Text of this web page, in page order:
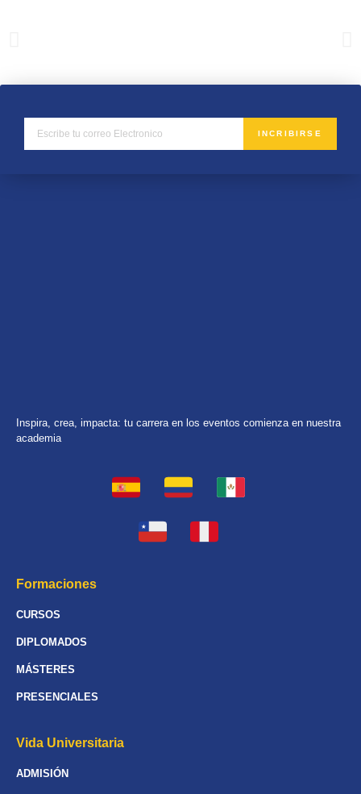
INCRIBIRSE
Inspira, crea, impacta: tu carrera en los eventos comienza en nuestra
academia
Formaciones
CURSOS
DIPLOMADOS
MÁSTERES
PRESENCIALES
Vida Universitaria
ADMISIÓN